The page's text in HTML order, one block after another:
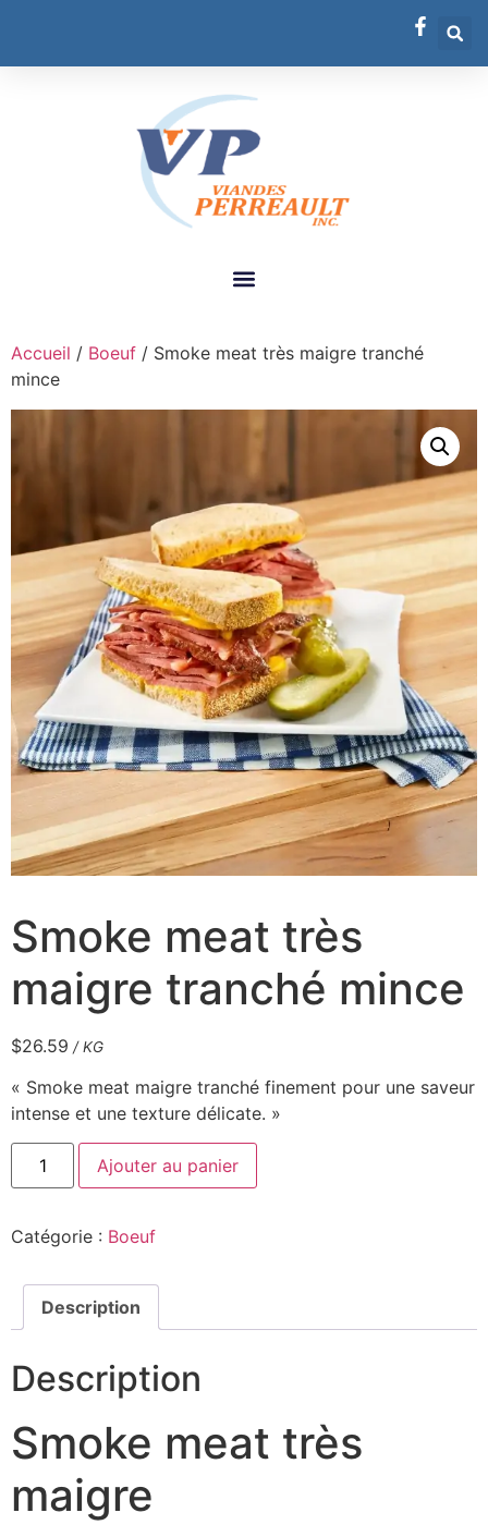
Accueil / Boeuf / Smoke meat très maigre tranché
mince
Smoke meat très
maigre tranché mince
$26.59 / KG
« Smoke meat maigre tranché finement pour une saveur
intense et une texture délicate. »
Ajouter au panier
Catégorie : Boeuf
Description
Description
Smoke meat très
maigre